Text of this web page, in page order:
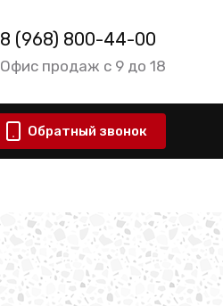
8 (968) 800-44-00
Офис продаж с 9 до 18
Обратный звонок